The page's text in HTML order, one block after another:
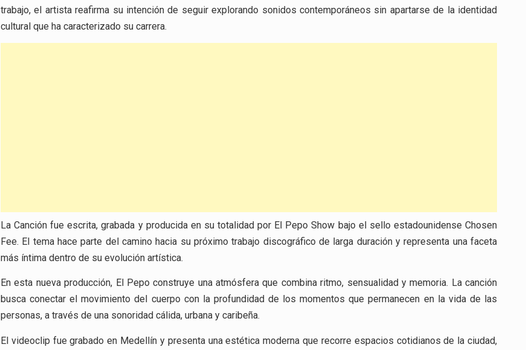
trabajo, el artista reafirma su intención de seguir explorando sonidos contemporáneos sin apartarse de la identidad
cultural que ha caracterizado su carrera.
La Canción fue escrita, grabada y producida en su totalidad por El Pepo Show bajo el sello estadounidense Chosen
Fee. El tema hace parte del camino hacia su próximo trabajo discográfico de larga duración y representa una faceta
más íntima dentro de su evolución artística.
En esta nueva producción, El Pepo construye una atmósfera que combina ritmo, sensualidad y memoria. La canción
busca conectar el movimiento del cuerpo con la profundidad de los momentos que permanecen en la vida de las
personas, a través de una sonoridad cálida, urbana y caribeña.
El videoclip fue grabado en Medellín y presenta una estética moderna que recorre espacios cotidianos de la ciudad,